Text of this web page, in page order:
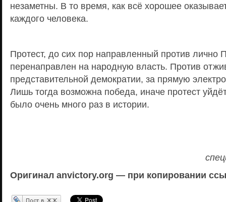
незаметны. В то время, как всё хорошее
каждого человека.
Протест, до сих пор направленный против лично
перенаправлен на народную власть. Против
представительной демократии, за прямую
Лишь тогда возможна победа, иначе протест
было очень много раз в истории.
Оригинал anvictory.org — при копировании
Перепост в ЖЖ